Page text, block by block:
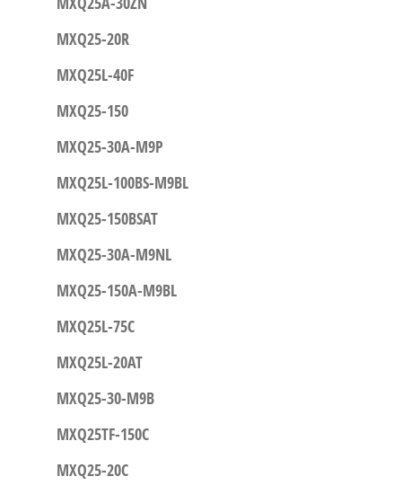
MXQ25-20R
MXQ25L-40F
MXQ25-150
MXQ25-30A-M9P
MXQ25L-100BS-M9BL
MXQ25-150BSAT
MXQ25-30A-M9NL
MXQ25-150A-M9BL
MXQ25L-75C
MXQ25L-20AT
MXQ25-30-M9B
MXQ25TF-150C
MXQ25-20C